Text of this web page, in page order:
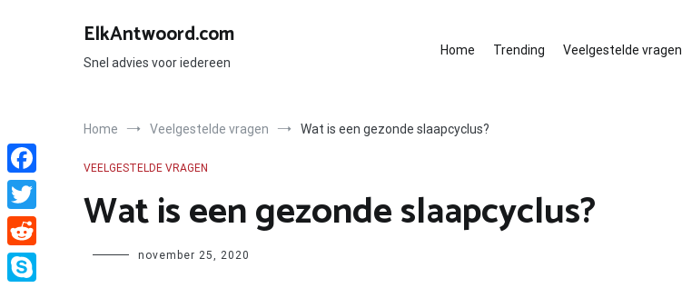
ElkAntwoord.com
Snel advies voor iedereen
Home Trending Veelgestelde vragen
Home Veelgestelde vragen Wat is een gezonde slaapcyclus?
VEELGESTELDE VRAGEN
Wat is een gezonde slaapcyclus?
Author november 25, 2020
Facebook
Twitter
Reddit